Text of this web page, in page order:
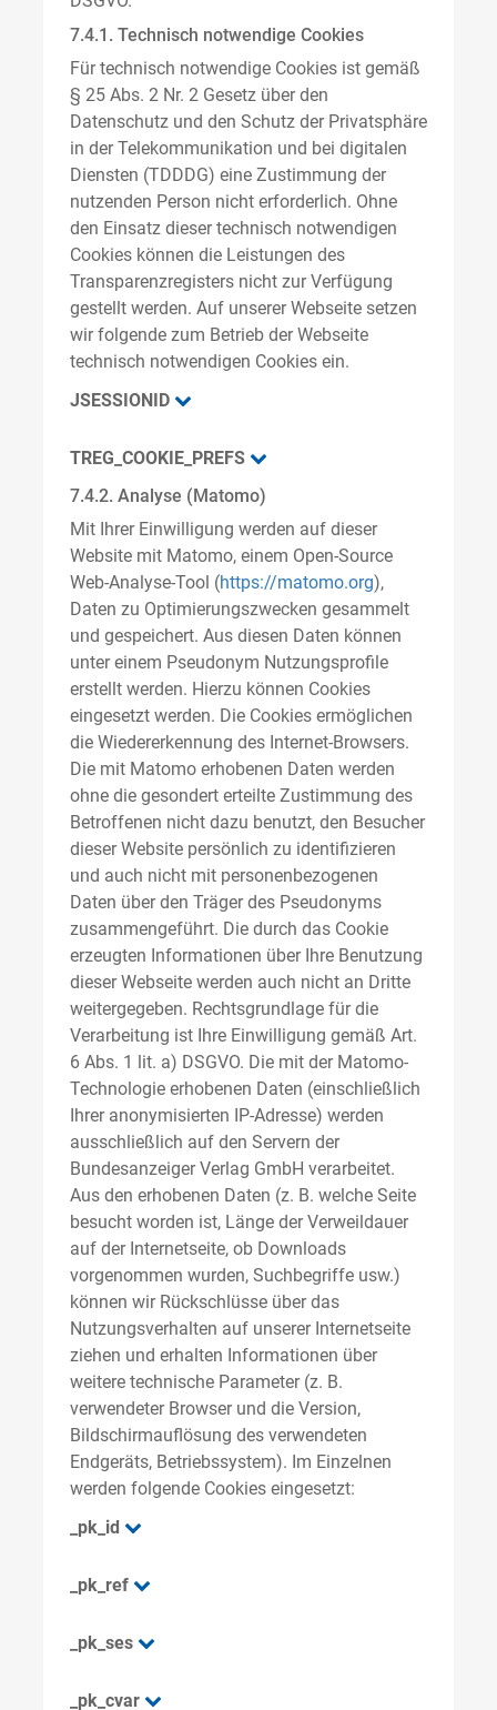
7.4.1. Technisch notwendige Cookies
Für technisch notwendige Cookies ist gemäß
§ 25 Abs. 2 Nr. 2 Gesetz über den
Datenschutz und den Schutz der Privatsphäre
in der Telekommunikation und bei digitalen
Diensten (TDDDG) eine Zustimmung der
nutzenden Person nicht erforderlich. Ohne
den Einsatz dieser technisch notwendigen
Cookies können die Leistungen des
Transparenzregisters nicht zur Verfügung
gestellt werden. Auf unserer Webseite setzen
wir folgende zum Betrieb der Webseite
technisch notwendigen Cookies ein.
JSESSIONID
TREG_COOKIE_PREFS
7.4.2. Analyse (Matomo)
Mit Ihrer Einwilligung werden auf dieser
Website mit Matomo, einem Open-Source
Web-Analyse-Tool (https://matomo.org),
Daten zu Optimierungszwecken gesammelt
und gespeichert. Aus diesen Daten können
unter einem Pseudonym Nutzungsprofile
erstellt werden. Hierzu können Cookies
eingesetzt werden. Die Cookies ermöglichen
die Wiedererkennung des Internet-Browsers.
Die mit Matomo erhobenen Daten werden
ohne die gesondert erteilte Zustimmung des
Betroffenen nicht dazu benutzt, den Besucher
dieser Website persönlich zu identifizieren
und auch nicht mit personenbezogenen
Daten über den Träger des Pseudonyms
zusammengeführt. Die durch das Cookie
erzeugten Informationen über Ihre Benutzung
dieser Webseite werden auch nicht an Dritte
weitergegeben. Rechtsgrundlage für die
Verarbeitung ist Ihre Einwilligung gemäß Art.
6 Abs. 1 lit. a) DSGVO. Die mit der Matomo-
Technologie erhobenen Daten (einschließlich
Ihrer anonymisierten IP-Adresse) werden
ausschließlich auf den Servern der
Bundesanzeiger Verlag GmbH verarbeitet.
Aus den erhobenen Daten (z. B. welche Seite
besucht worden ist, Länge der Verweildauer
auf der Internetseite, ob Downloads
vorgenommen wurden, Suchbegriffe usw.)
können wir Rückschlüsse über das
Nutzungsverhalten auf unserer Internetseite
ziehen und erhalten Informationen über
weitere technische Parameter (z. B.
verwendeter Browser und die Version,
Bildschirmauflösung des verwendeten
Endgeräts, Betriebssystem). Im Einzelnen
werden folgende Cookies eingesetzt:
_pk_id
_pk_ref
_pk_ses
_pk_cvar